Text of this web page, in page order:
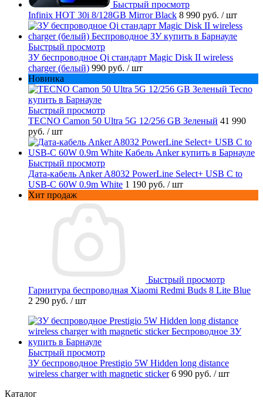
Быстрый просмотр
Infinix HOT 30i 8/128GB Mirror Black 8 990 руб. / шт
Быстрый просмотр
ЗУ беспроводное Qi стандарт Magic Disk II wireless
charger (белый) 990 руб. / шт
Новинка
Быстрый просмотр
TECNO Camon 50 Ultra 5G 12/256 GB Зеленый 41 990
руб. / шт
Быстрый просмотр
Дата-кабель Anker A8032 PowerLine Select+ USB C to
USB-C 60W 0.9m White 1 190 руб. / шт
Хит продаж
Быстрый просмотр
Гарнитура беспроводная Xiaomi Redmi Buds 8 Lite Blue
2 290 руб. / шт
Быстрый просмотр
ЗУ беспроводное Prestigio 5W Hidden long distance
wireless charger with magnetic sticker 6 990 руб. / шт
Каталог